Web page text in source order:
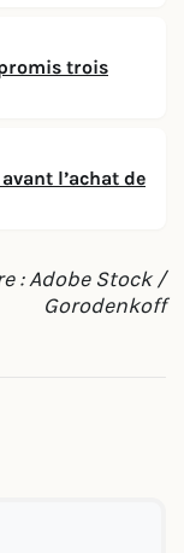
trois
l’achat de
: Adobe Stock /
Gorodenkoff